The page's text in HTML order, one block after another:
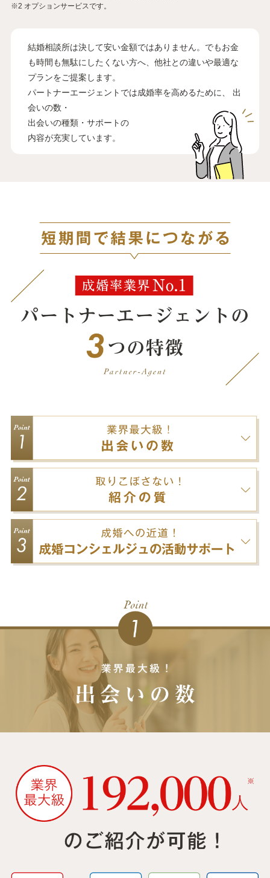
※2 オプションサービスです。
結婚相談所は決して安い金額ではありません。でもお金
も時間も無駄にしたくない方へ、他社との違いや最適な
プランをご提案します。
パートナーエージェントでは成婚率を高めるために、
出
会いの数・
出会いの種類・サポートの
内容が充実しています。